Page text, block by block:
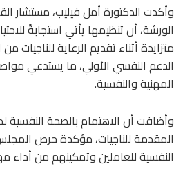
وأكدت الدكتورة أمل فيليب، مستشار
الورشة، أن تنظيمها يأتي استجابةً
متزايدة أثناء تقديم الرعاية
الدعم النفسي الأولي، ما يستدعي
المهنية والنفسية.
وأضافت أن الاهتمام بالصحة
المقدمة للناجيات، مؤكدة حرص
النفسية للعاملين وتمكينهم من أداء